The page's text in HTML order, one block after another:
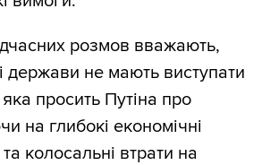
розмов вважають,
держави не мають виступати
просить Путіна про
на глибокі економічні
колосальні втрати на